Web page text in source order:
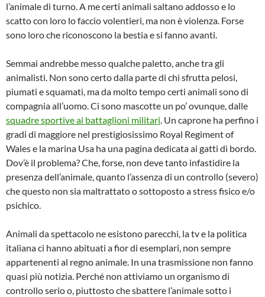
l’animale di turno. A me certi animali saltano addosso e lo
scatto con loro lo faccio volentieri, ma non è violenza. Forse
sono loro che riconoscono la bestia e si fanno avanti.
Semmai andrebbe messo qualche paletto, anche tra gli
animalisti. Non sono certo dalla parte di chi sfrutta pelosi,
piumati e squamati, ma da molto tempo certi animali sono di
compagnia all’uomo. Ci sono mascotte un po’ ovunque, dalle
squadre sportive ai battaglioni militari. Un caprone ha perfino i
gradi di maggiore nel prestigiosissimo Royal Regiment of
Wales e la marina Usa ha una pagina dedicata ai gatti di bordo.
Dov’è il problema? Che, forse, non deve tanto infastidire la
presenza dell’animale, quanto l’assenza di un controllo (severo)
che questo non sia maltrattato o sottoposto a stress fisico e/o
psichico.
Animali da spettacolo ne esistono parecchi, la tv e la politica
italiana ci hanno abituati a fior di esemplari, non sempre
appartenenti al regno animale. In una trasmissione non fanno
quasi più notizia. Perché non attiviamo un organismo di
controllo serio o, piuttosto che sbattere l’animale sotto i